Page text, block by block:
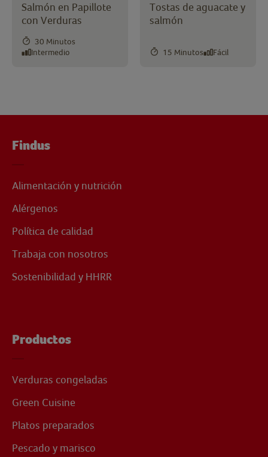
Salmón en Papillote
con Verduras
30 Minutos
Intermedio
Tostas de aguacate y
salmón
15 Minutos Fácil
Findus
Alimentación y nutrición
Alérgenos
Política de calidad
Trabaja con nosotros
Sostenibilidad y HHRR
Productos
Verduras congeladas
Green Cuisine
Platos preparados
Pescado y marisco